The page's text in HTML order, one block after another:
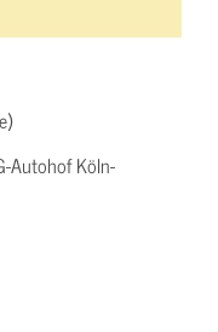
Autohof Köln-